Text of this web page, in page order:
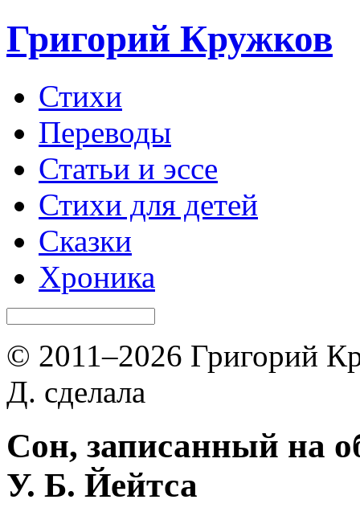
Григорий Кружков
Стихи
Переводы
Статьи и эссе
Стихи для детей
Сказки
Хроника
© 2011–2026 Григорий
Д. сделала
Сон, записанный на
У. Б. Йейтса